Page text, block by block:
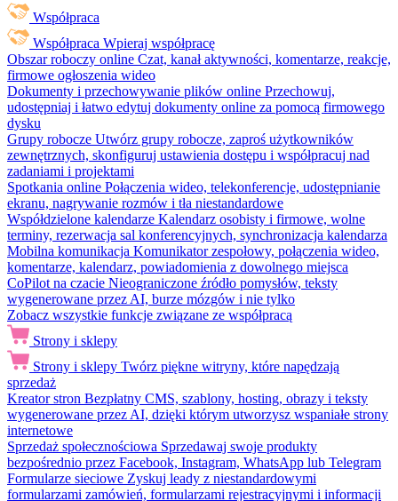
Współpraca
Współpraca Wpieraj współpracę
Obszar roboczy online Czat, kanał aktywności, komentarze, reakcje,
firmowe ogłoszenia wideo
Dokumenty i przechowywanie plików online Przechowuj,
udostępniaj i łatwo edytuj dokumenty online za pomocą firmowego
dysku
Grupy robocze Utwórz grupy robocze, zaproś użytkowników
zewnętrznych, skonfiguruj ustawienia dostępu i współpracuj nad
zadaniami i projektami
Spotkania online Połączenia wideo, telekonferencje, udostępnianie
ekranu, nagrywanie rozmów i tła niestandardowe
Współdzielone kalendarze Kalendarz osobisty i firmowe, wolne
terminy, rezerwacja sal konferencyjnych, synchronizacja kalendarza
Mobilna komunikacja Komunikator zespołowy, połączenia wideo,
komentarze, kalendarz, powiadomienia z dowolnego miejsca
CoPilot na czacie Nieograniczone źródło pomysłów, teksty
wygenerowane przez AI, burze mózgów i nie tylko
Zobacz wszystkie funkcje związane ze współpracą
Strony i sklepy
Strony i sklepy Twórz piękne witryny, które napędzają
sprzedaż
Kreator stron Bezpłatny CMS, szablony, hosting, obrazy i teksty
wygenerowane przez AI, dzięki którym utworzysz wspaniałe strony
internetowe
Sprzedaż społecznościowa Sprzedawaj swoje produkty
bezpośrednio przez Facebook, Instagram, WhatsApp lub Telegram
Formularze sieciowe Zyskuj leady z niestandardowymi
formularzami zamówień, formularzami rejestracyjnymi i informacji